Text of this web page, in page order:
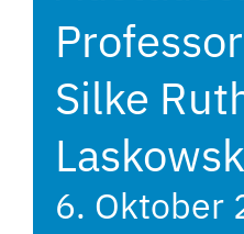
Silke
6. Oktober